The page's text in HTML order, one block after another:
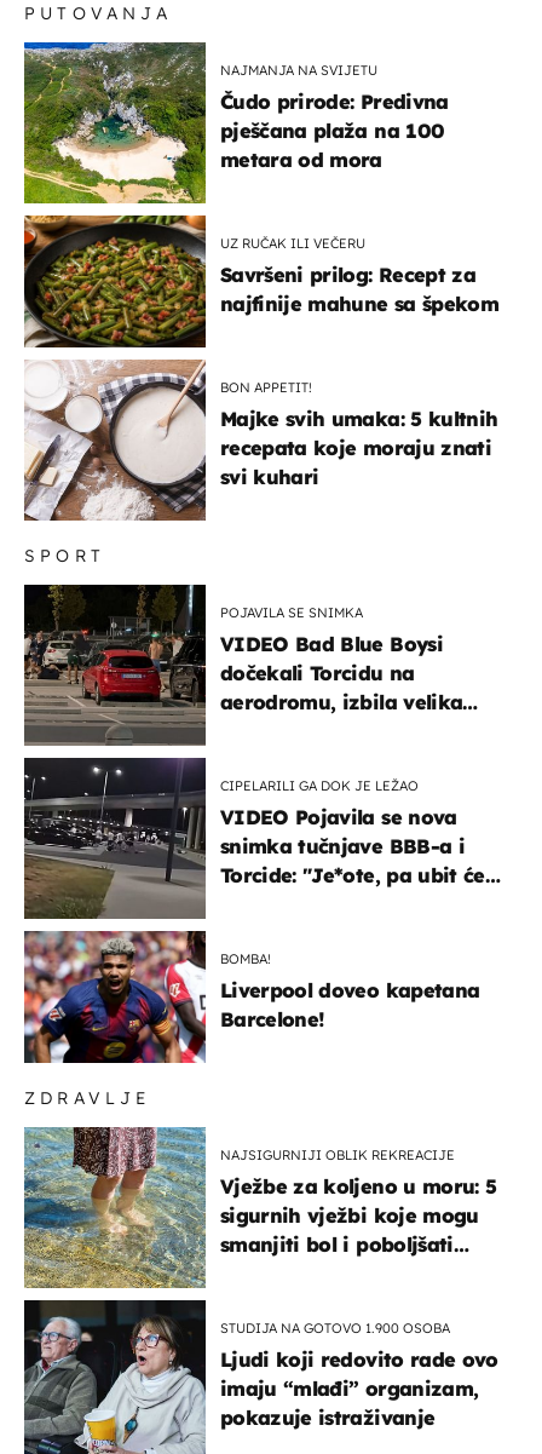
ZDRAVLJE
NAJSIGURNIJI OBLIK REKREACIJE
Vježbe za koljeno u moru: 5
sigurnih vježbi koje mogu
smanjiti bol i poboljšati
STUDIJA NA GOTOVO 1.900 OSOBA
Ljudi koji redovito rade ovo
imaju “mlađi” organizam,
pokazuje istraživanje
SPORT
POJAVILA SE SNIMKA
VIDEO Bad Blue Boysi
dočekali Torcidu na
aerodromu, izbila velika
CIPELARILI GA DOK JE LEŽAO
VIDEO Pojavila se nova
snimka tučnjave BBB-a i
Torcide: "Je*ote, pa ubit će
BOMBA!
Liverpool doveo kapetana
Barcelone!
PUTOVANJA
NAJMANJA NA SVIJETU
Čudo prirode: Predivna
pješčana plaža na 100
metara od mora
UZ RUČAK ILI VEČERU
Savršeni prilog: Recept za
najfinije mahune sa špekom
BON APPETIT!
Majke svih umaka: 5 kultnih
recepata koje moraju znati
svi kuhari